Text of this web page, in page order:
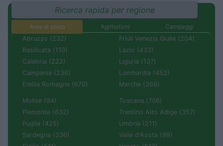
Ricerca rapida per regione
Aree di sosta Agriturismi
Campeggi
Abruzzo (232)
Basilicata (110)
Calabria (222)
Campania (236)
Emilia Romagna (670)
Friuli Venezia Giulia (204)
Lazio (433)
Liguria (137)
Lombardia (452)
Marche (366)
Molise (94)
Piemonte (632)
Puglia (425)
Sardegna (336)
Toscana (706)
Trentino Alto Adige (357)
Umbria (211)
Valle d'Aosta (99)